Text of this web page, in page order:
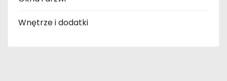
Wnętrze i dodatki